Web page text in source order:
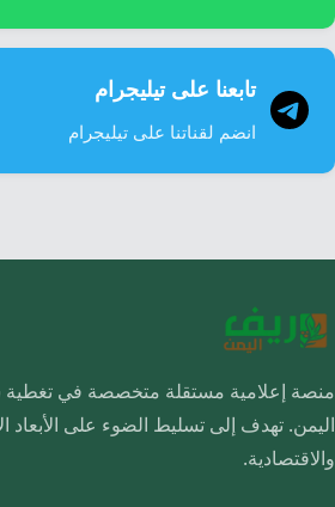
تابعنا على تيليجرام
انضم لقناتنا على تيليجرام
منصة إعلامية مستقلة متخصصة في تغطية
اليمن. تهدف إلى تسليط الضوء على الأبعاد
والاقتصادية.